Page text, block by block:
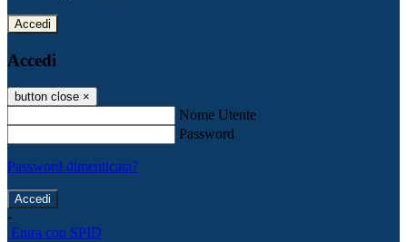
Accedi
Accedi
button close ×
Nome Utente
Password
Password dimenticata?
-
Entra con SPID